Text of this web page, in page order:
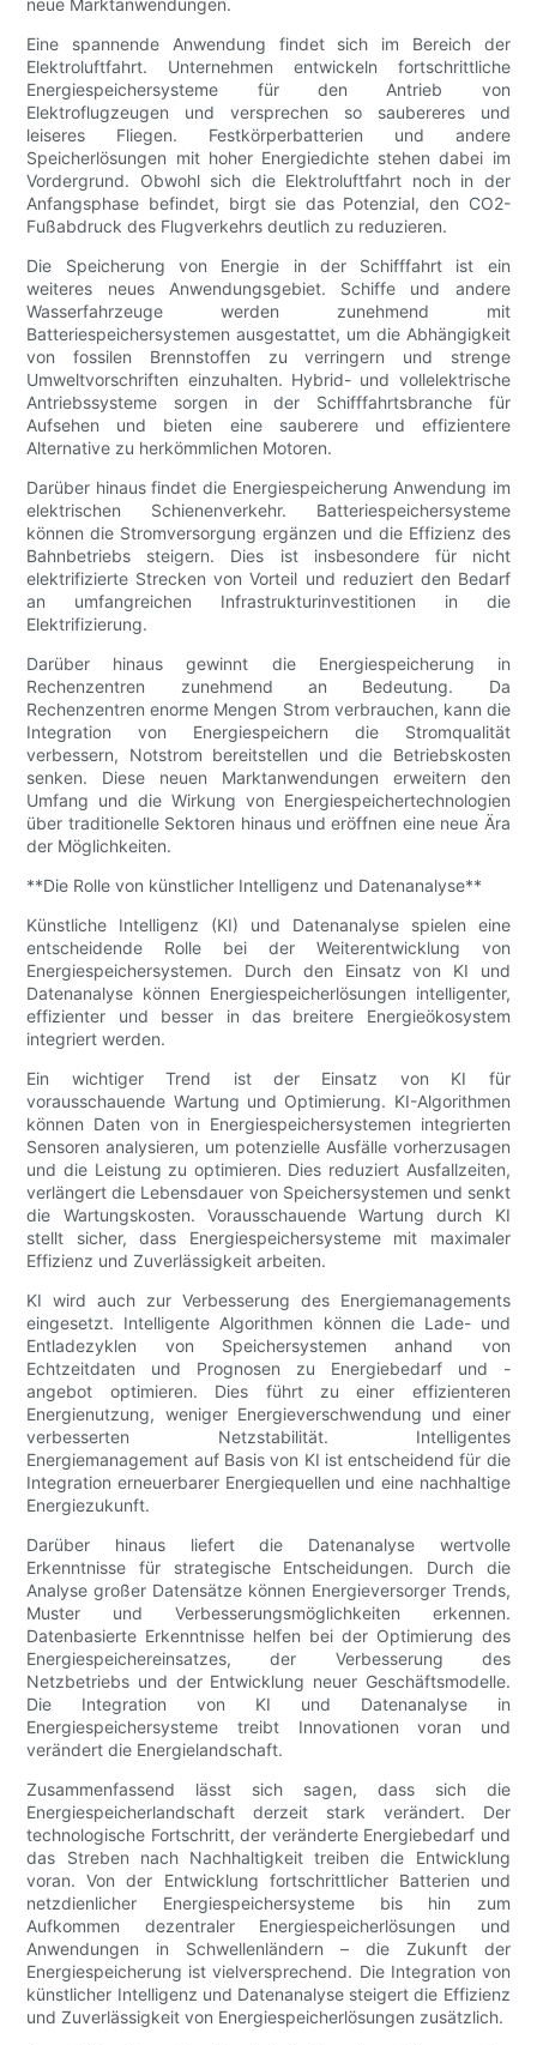
neue Marktanwendungen.
Eine spannende Anwendung findet sich im Bereich der
Elektroluftfahrt. Unternehmen entwickeln fortschrittliche
Energiespeichersysteme für den Antrieb von
Elektroflugzeugen und versprechen so saubereres und
leiseres Fliegen. Festkörperbatterien und andere
Speicherlösungen mit hoher Energiedichte stehen dabei im
Vordergrund. Obwohl sich die Elektroluftfahrt noch in der
Anfangsphase befindet, birgt sie das Potenzial, den CO2-
Fußabdruck des Flugverkehrs deutlich zu reduzieren.
Die Speicherung von Energie in der Schifffahrt ist ein
weiteres neues Anwendungsgebiet. Schiffe und andere
Wasserfahrzeuge werden zunehmend mit
Batteriespeichersystemen ausgestattet, um die Abhängigkeit
von fossilen Brennstoffen zu verringern und strenge
Umweltvorschriften einzuhalten. Hybrid- und vollelektrische
Antriebssysteme sorgen in der Schifffahrtsbranche für
Aufsehen und bieten eine sauberere und effizientere
Alternative zu herkömmlichen Motoren.
Darüber hinaus findet die Energiespeicherung Anwendung im
elektrischen Schienenverkehr. Batteriespeichersysteme
können die Stromversorgung ergänzen und die Effizienz des
Bahnbetriebs steigern. Dies ist insbesondere für nicht
elektrifizierte Strecken von Vorteil und reduziert den Bedarf
an umfangreichen Infrastrukturinvestitionen in die
Elektrifizierung.
Darüber hinaus gewinnt die Energiespeicherung in
Rechenzentren zunehmend an Bedeutung. Da
Rechenzentren enorme Mengen Strom verbrauchen, kann die
Integration von Energiespeichern die Stromqualität
verbessern, Notstrom bereitstellen und die Betriebskosten
senken. Diese neuen Marktanwendungen erweitern den
Umfang und die Wirkung von Energiespeichertechnologien
über traditionelle Sektoren hinaus und eröffnen eine neue Ära
der Möglichkeiten.
**Die Rolle von künstlicher Intelligenz und Datenanalyse**
Künstliche Intelligenz (KI) und Datenanalyse spielen eine
entscheidende Rolle bei der Weiterentwicklung von
Energiespeichersystemen. Durch den Einsatz von KI und
Datenanalyse können Energiespeicherlösungen intelligenter,
effizienter und besser in das breitere Energieökosystem
integriert werden.
Ein wichtiger Trend ist der Einsatz von KI für
vorausschauende Wartung und Optimierung. KI-Algorithmen
können Daten von in Energiespeichersystemen integrierten
Sensoren analysieren, um potenzielle Ausfälle vorherzusagen
und die Leistung zu optimieren. Dies reduziert Ausfallzeiten,
verlängert die Lebensdauer von Speichersystemen und senkt
die Wartungskosten. Vorausschauende Wartung durch KI
stellt sicher, dass Energiespeichersysteme mit maximaler
Effizienz und Zuverlässigkeit arbeiten.
KI wird auch zur Verbesserung des Energiemanagements
eingesetzt. Intelligente Algorithmen können die Lade- und
Entladezyklen von Speichersystemen anhand von
Echtzeitdaten und Prognosen zu Energiebedarf und -
angebot optimieren. Dies führt zu einer effizienteren
Energienutzung, weniger Energieverschwendung und einer
verbesserten Netzstabilität. Intelligentes
Energiemanagement auf Basis von KI ist entscheidend für die
Integration erneuerbarer Energiequellen und eine nachhaltige
Energiezukunft.
Darüber hinaus liefert die Datenanalyse wertvolle
Erkenntnisse für strategische Entscheidungen. Durch die
Analyse großer Datensätze können Energieversorger Trends,
Muster und Verbesserungsmöglichkeiten erkennen.
Datenbasierte Erkenntnisse helfen bei der Optimierung des
Energiespeichereinsatzes, der Verbesserung des
Netzbetriebs und der Entwicklung neuer Geschäftsmodelle.
Die Integration von KI und Datenanalyse in
Energiespeichersysteme treibt Innovationen voran und
verändert die Energielandschaft.
Zusammenfassend lässt sich sagen, dass sich die
Energiespeicherlandschaft derzeit stark verändert. Der
technologische Fortschritt, der veränderte Energiebedarf und
das Streben nach Nachhaltigkeit treiben die Entwicklung
voran. Von der Entwicklung fortschrittlicher Batterien und
netzdienlicher Energiespeichersysteme bis hin zum
Aufkommen dezentraler Energiespeicherlösungen und
Anwendungen in Schwellenländern – die Zukunft der
Energiespeicherung ist vielversprechend. Die Integration von
künstlicher Intelligenz und Datenanalyse steigert die Effizienz
und Zuverlässigkeit von Energiespeicherlösungen zusätzlich.